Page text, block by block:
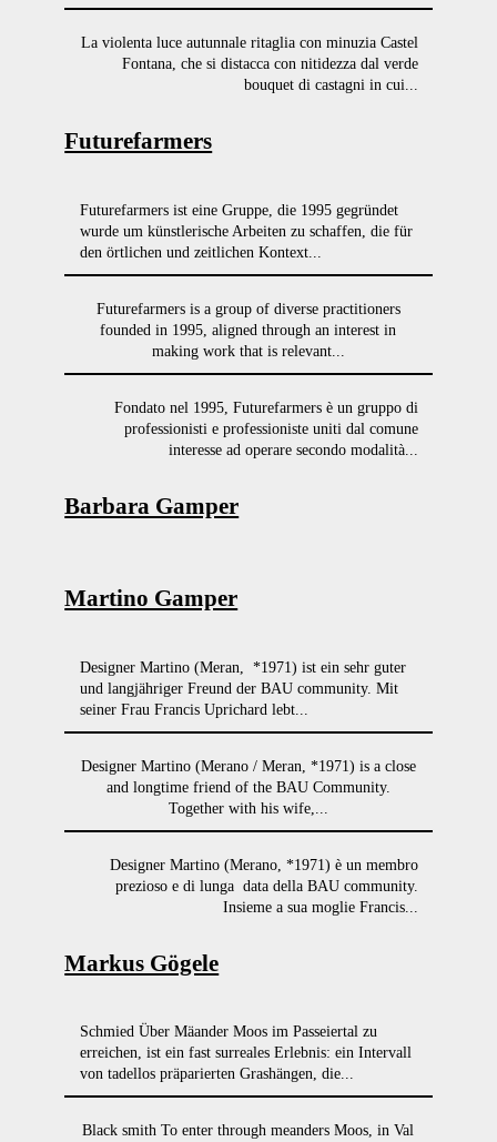
La violenta luce autunnale ritaglia con minuzia Castel
Fontana, che si distacca con nitidezza dal verde
bouquet di castagni in cui...
Futurefarmers
Futurefarmers ist eine Gruppe, die 1995 gegründet
wurde um künstlerische Arbeiten zu schaffen, die für
den örtlichen und zeitlichen Kontext...
Futurefarmers is a group of diverse practitioners
founded in 1995, aligned through an interest in
making work that is relevant...
Fondato nel 1995, Futurefarmers è un gruppo di
professionisti e professioniste uniti dal comune
interesse ad operare secondo modalità...
Barbara Gamper
Martino Gamper
Designer Martino (Meran, *1971) ist ein sehr guter
und langjähriger Freund der BAU community. Mit
seiner Frau Francis Uprichard lebt...
Designer Martino (Merano / Meran, *1971) is a close
and longtime friend of the BAU Community.
Together with his wife,...
Designer Martino (Merano, *1971) è un membro
prezioso e di lunga data della BAU community.
Insieme a sua moglie Francis...
Markus Gögele
Schmied Über Mäander Moos im Passeiertal zu
erreichen, ist ein fast surreales Erlebnis: ein Intervall
von tadellos präparierten Grashängen, die...
Black smith To enter through meanders Moos, in Val